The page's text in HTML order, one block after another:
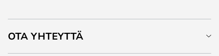
OTA YHTEYTTÄ